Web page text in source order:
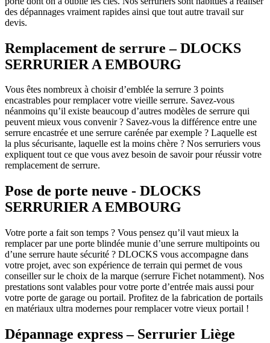
des dépannages vraiment rapides ainsi que tout autre travail sur
devis.
Remplacement de serrure – DLOCKS
SERRURIER A EMBOURG
Vous êtes nombreux à choisir d’emblée la serrure 3 points
encastrables pour remplacer votre vieille serrure. Savez-vous
néanmoins qu’il existe beaucoup d’autres modèles de serrure qui
peuvent mieux vous convenir ? Savez-vous la différence entre une
serrure encastrée et une serrure carénée par exemple ? Laquelle est
la plus sécurisante, laquelle est la moins chère ? Nos serruriers vous
expliquent tout ce que vous avez besoin de savoir pour réussir votre
remplacement de serrure.
Pose de porte neuve - DLOCKS
SERRURIER A EMBOURG
Votre porte a fait son temps ? Vous pensez qu’il vaut mieux la
remplacer par une porte blindée munie d’une serrure multipoints ou
d’une serrure haute sécurité ? DLOCKS vous accompagne dans
votre projet, avec son expérience de terrain qui permet de vous
conseiller sur le choix de la marque (serrure Fichet notamment). Nos
prestations sont valables pour votre porte d’entrée mais aussi pour
votre porte de garage ou portail. Profitez de la fabrication de portails
en matériaux ultra modernes pour remplacer votre vieux portail !
Dépannage express – Serrurier Liège